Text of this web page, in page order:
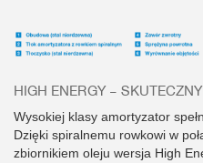
HIGH ENERGY – SKUTECZNY
Wysokiej klasy amortyzator
Dzięki spiralnemu rowkowi w
zbiornikiem oleju wersja High